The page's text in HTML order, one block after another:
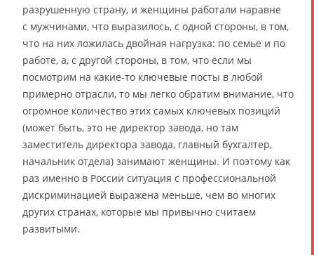
разрушенную страну, и женщины работали наравне
с мужчинами, что выразилось, с одной стороны, в том,
что на них ложилась двойная нагрузка: по семье и по
работе, а, с другой стороны, в том, что если мы
посмотрим на какие-то ключевые посты в любой
примерно отрасли, то мы легко обратим внимание, что
огромное количество этих самых ключевых позиций
(может быть, это не директор завода, но там
заместитель директора завода, главный бухгалтер,
начальник отдела) занимают женщины. И поэтому как
раз именно в России ситуация с профессиональной
дискриминацией выражена меньше, чем во многих
других странах, которые мы привычно считаем
развитыми.